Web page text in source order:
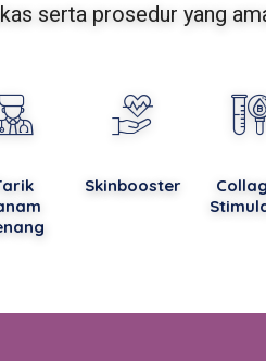
serta prosedur yang
Skinbooster